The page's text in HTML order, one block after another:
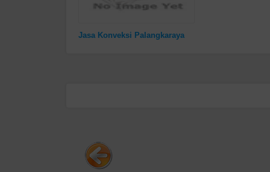
Jasa Konveksi Palangkaraya